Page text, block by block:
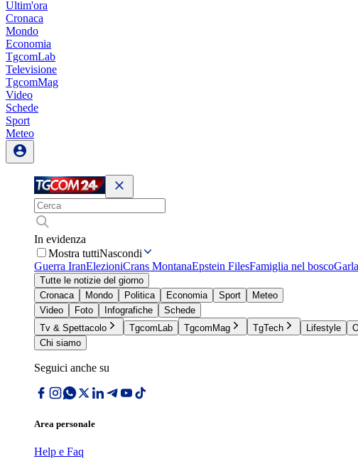
Ultim'ora
Cronaca
Mondo
Economia
TgcomLab
Televisione
TgcomMag
Video
Schede
Sport
Meteo
In evidenza
Mostra tuttiNascondi
Guerra IranElezioniCrans MontanaEpstein FilesFamiglia nel bosco
Tutte le notizie del giorno
Cronaca
Mondo Politica Economia Sport
Meteo
Video
Foto Infografiche
Schede
Tv & Spettacolo
TgcomLab TgcomMag TgTech Lifestyle
Chi siamo
Seguici anche su
Area personale
Help e Faq